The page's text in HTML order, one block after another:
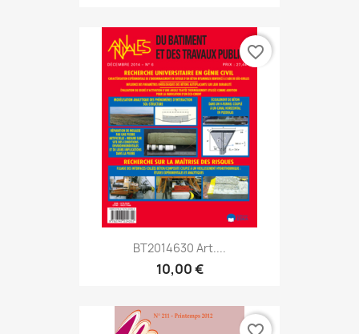
BT2014630 Art....
10,00 €
favorite_border